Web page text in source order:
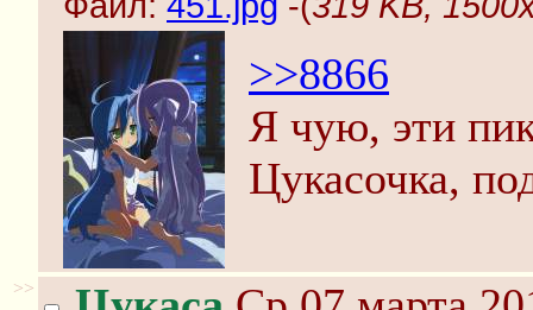
>>8866
Я чую, эти
Цукасочка,
>>